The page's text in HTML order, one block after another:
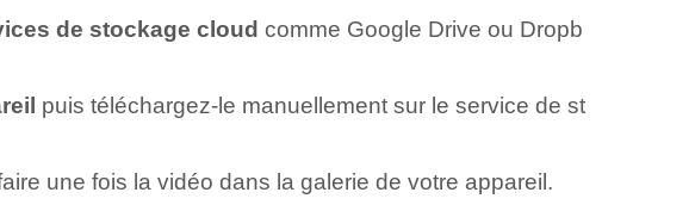
de stockage cloud comme Google Drive ou Dropb
puis téléchargez-le manuellement sur le service de st
une fois la vidéo dans la galerie de votre appareil.